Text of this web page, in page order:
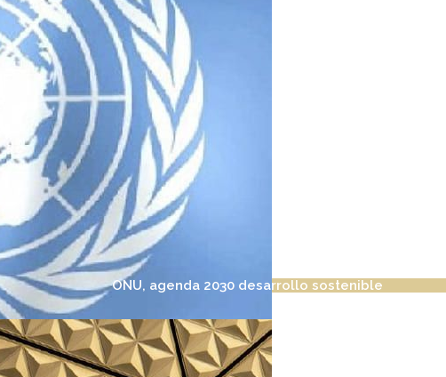
ONU, agenda 2030 desarrollo sostenible